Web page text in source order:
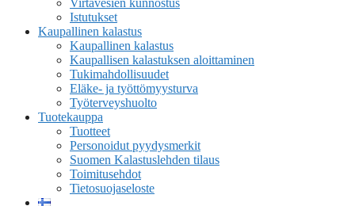
Virtavesien kunnostus
Istutukset
Kaupallinen kalastus
Kaupallinen kalastus
Kaupallisen kalastuksen aloittaminen
Tukimahdollisuudet
Eläke- ja työttömyysturva
Työterveyshuolto
Tuotekauppa
Tuotteet
Personoidut pyydysmerkit
Suomen Kalastuslehden tilaus
Toimitusehdot
Tietosuojaseloste